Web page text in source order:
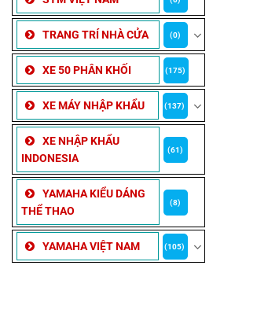
TRANG TRÍ NHÀ CỬA (0)
XE 50 PHÂN KHỐI (175)
XE MÁY NHẬP KHẨU (137)
XE NHẬP KHẨU
INDONESIA
(61)
YAMAHA KIỂU DÁNG
THỂ THAO
(8)
YAMAHA VIỆT NAM (105)